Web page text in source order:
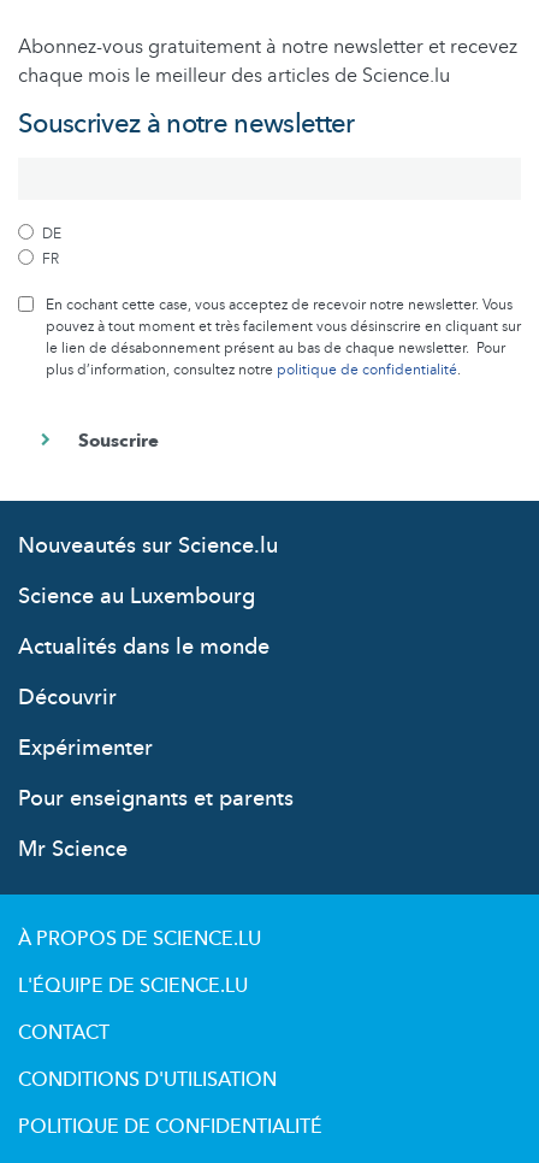
Abonnez-vous gratuitement à notre newsletter et recevez
chaque mois le meilleur des articles de Science.lu
Souscrivez à notre newsletter
DE
FR
En cochant cette case, vous acceptez de recevoir notre newsletter. Vous
pouvez à tout moment et très facilement vous désinscrire en cliquant sur
le lien de désabonnement présent au bas de chaque newsletter. Pour
plus d’information, consultez notre politique de confidentialité.
Nouveautés sur Science.lu
Science au Luxembourg
Actualités dans le monde
Découvrir
Expérimenter
Pour enseignants et parents
Mr Science
À PROPOS DE SCIENCE.LU
L'ÉQUIPE DE SCIENCE.LU
CONTACT
CONDITIONS D'UTILISATION
POLITIQUE DE CONFIDENTIALITÉ